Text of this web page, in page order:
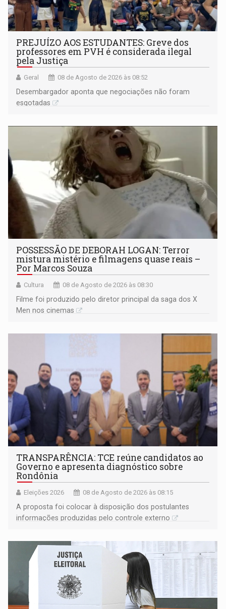
PREJUÍZO AOS ESTUDANTES: Greve dos
professores em PVH é considerada ilegal
pela Justiça
Geral 08 de Agosto de 2026 às 08:52
Desembargador aponta que negociações não foram
esgotadas
POSSESSÃO DE DEBORAH LOGAN: Terror
mistura mistério e filmagens quase reais –
Por Marcos Souza
Cultura 08 de Agosto de 2026 às 08:30
Filme foi produzido pelo diretor principal da saga dos X
Men nos cinemas
TRANSPARÊNCIA: TCE reúne candidatos ao
Governo e apresenta diagnóstico sobre
Rondônia
Eleições 2026 08 de Agosto de 2026 às 08:15
A proposta foi colocar à disposição dos postulantes
informações produzidas pelo controle externo